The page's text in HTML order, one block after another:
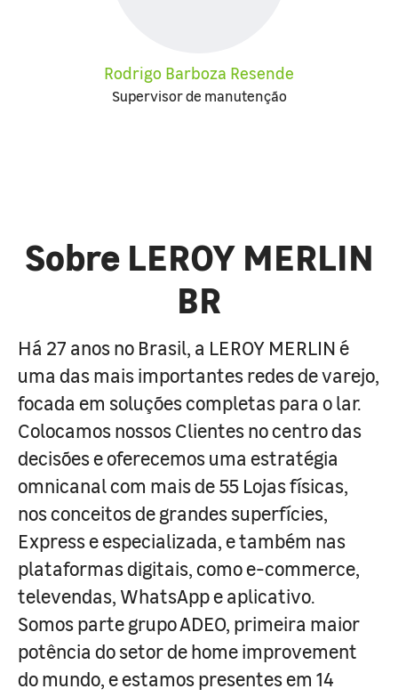
Rodrigo Barboza Resende
Supervisor de manutenção
Sobre LEROY MERLIN
BR
Há 27 anos no Brasil, a LEROY MERLIN é
uma das mais importantes redes de varejo,
focada em soluções completas para o lar.
Colocamos nossos Clientes no centro das
decisões e oferecemos uma estratégia
omnicanal com mais de 55 Lojas físicas,
nos conceitos de grandes superfícies,
Express e especializada, e também nas
plataformas digitais, como e-commerce,
televendas, WhatsApp e aplicativo.
Somos parte grupo ADEO, primeira maior
potência do setor de home improvement
do mundo, e estamos presentes em 14